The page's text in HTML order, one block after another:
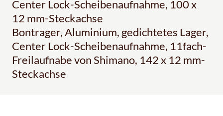
Center Lock-Scheibenaufnahme, 100 x
12 mm-Steckachse
Bontrager, Aluminium, gedichtetes Lager,
Center Lock-Scheibenaufnahme, 11fach-
Freilaufnabe von Shimano, 142 x 12 mm-
Steckachse